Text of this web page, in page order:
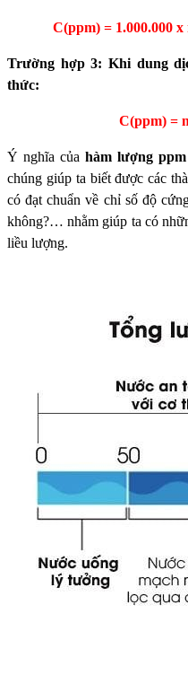
C(ppm) = 1.000.000
Trường hợp 3: Khi dung
thức:
C(ppm) =
Ý nghĩa của hàm lượng
chúng giúp ta biết được các
có đạt chuẩn về chỉ số độ
không?… nhằm giúp ta có
liều lượng.